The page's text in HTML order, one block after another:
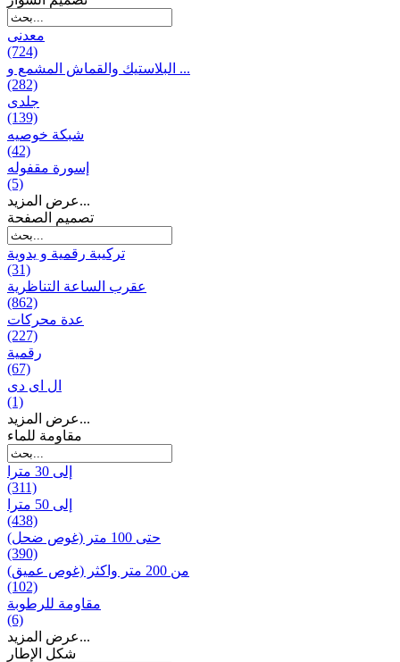
معدنی
(724)
البلاستيك والقماش المشمع و ...
(282)
جلدی
(139)
شبكة خوصیه
(42)
إسورة مقفوله
(5)
عرض المزيد...
تصميم الصفحة
تركيبة رقمية و يدوية
(31)
عقرب الساعة التناظرية
(862)
عدة محركات
(227)
رقمية
(67)
ال ای دی
(1)
عرض المزيد...
مقاومة للماء
إلى 30 مترا
(311)
إلى 50 مترا
(438)
حتى 100 متر (غوص ضحل)
(390)
من 200 متر واکثر (غوص عميق)
(102)
مقاومة للرطوبة
(6)
عرض المزيد...
شكل الإطار